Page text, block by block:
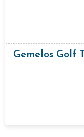
Gemelos Golf